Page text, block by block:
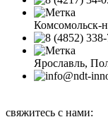
Комсомольск-
Ярославль,
свяжитесь с нами: